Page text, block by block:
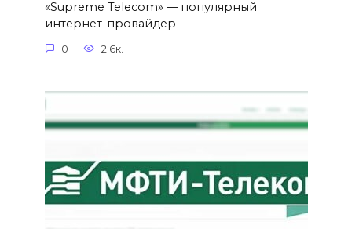
«Supreme Telecom» — популярный
интернет-провайдер
0 2.6к.